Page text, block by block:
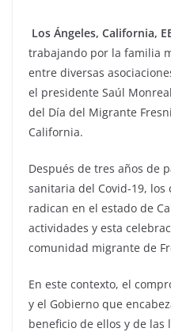
Los Ángeles, California,
trabajando por la familia
entre diversas
el presidente Saúl
del Día del Migrante
California.
Después de tres años de
sanitaria del Covid-19,
radican en el estado de
actividades y esta
comunidad migrante de
En este contexto, el
y el Gobierno que
beneficio de ellos y de